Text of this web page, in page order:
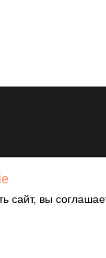
сайт, вы